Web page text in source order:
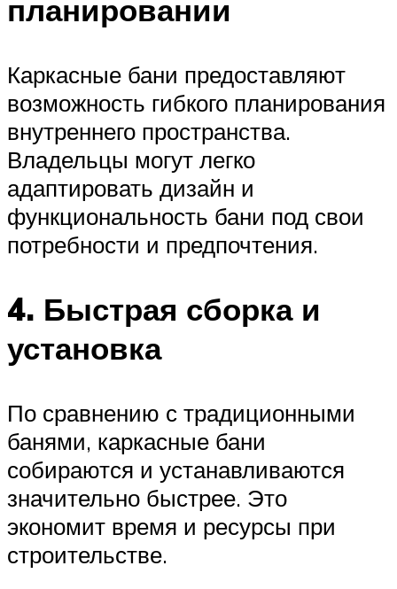
планировании
Каркасные бани предоставляют
возможность гибкого планирования
внутреннего пространства.
Владельцы могут легко
адаптировать дизайн и
функциональность бани под свои
потребности и предпочтения.
4. Быстрая сборка и
установка
По сравнению с традиционными
банями, каркасные бани
собираются и устанавливаются
значительно быстрее. Это
экономит время и ресурсы при
строительстве.